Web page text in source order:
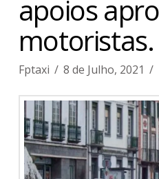
apoios
motoristas.
Fptaxi 8 de Julho, 2021